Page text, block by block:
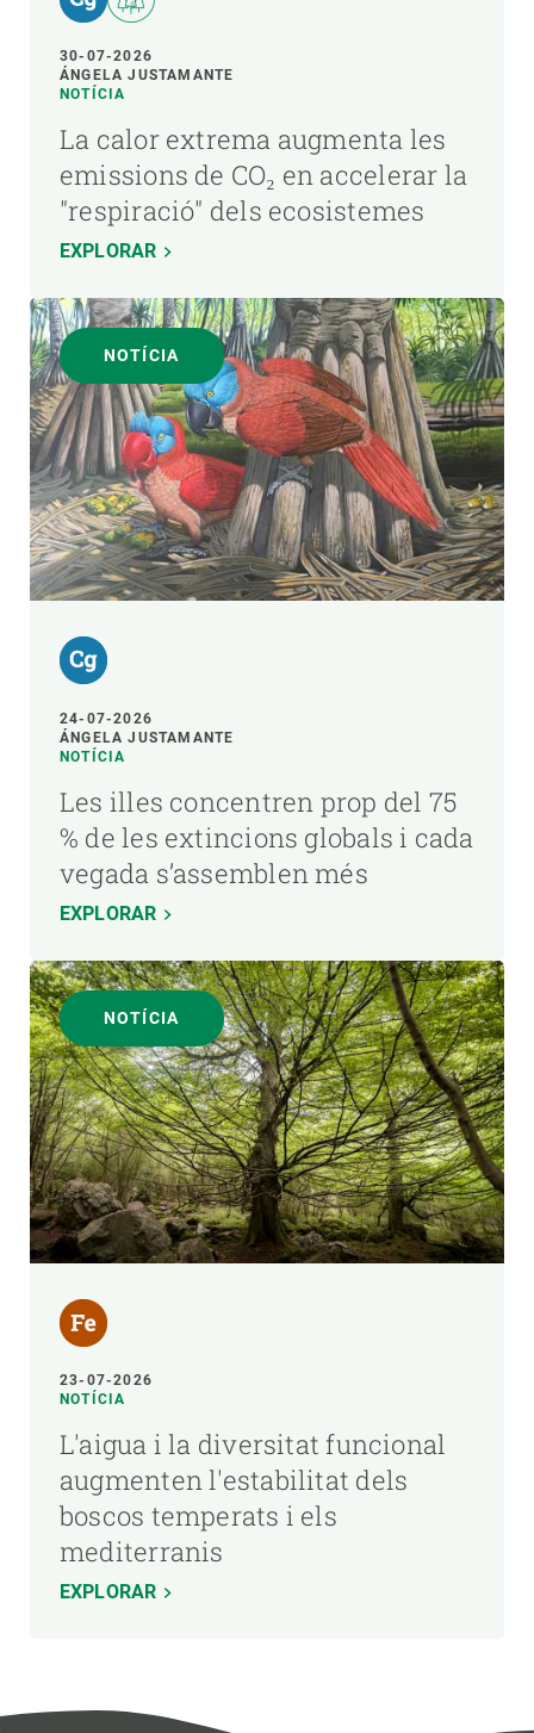
30-07-2026
ÁNGELA JUSTAMANTE
NOTÍCIA
La calor extrema augmenta les
emissions de CO₂ en accelerar la
"respiració" dels ecosistemes
EXPLORAR
NOTÍCIA
24-07-2026
ÁNGELA JUSTAMANTE
NOTÍCIA
Les illes concentren prop del 75
% de les extincions globals i cada
vegada s’assemblen més
EXPLORAR
NOTÍCIA
23-07-2026
NOTÍCIA
L'aigua i la diversitat funcional
augmenten l'estabilitat dels
boscos temperats i els
mediterranis
EXPLORAR